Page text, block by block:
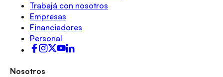
Trabajá con nosotros
Empresas
Financiadores
Personal
Nosotros